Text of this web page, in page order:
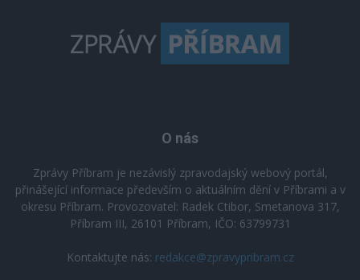
O nás
Zprávy Příbram je nezávislý zpravodajský webový portál,
přinášející informace především o aktuálním dění v Příbrami a v
okresu Příbram. Provozovatel: Radek Ctibor, Smetanova 317,
Příbram III, 26101 Příbram, IČO: 63799731
Kontaktujte nás: redakce@zpravypribram.cz